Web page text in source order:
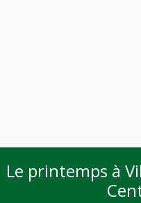
Le printemps à